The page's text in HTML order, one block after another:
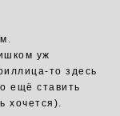
уж
то здесь
ещё ставить
хочется).